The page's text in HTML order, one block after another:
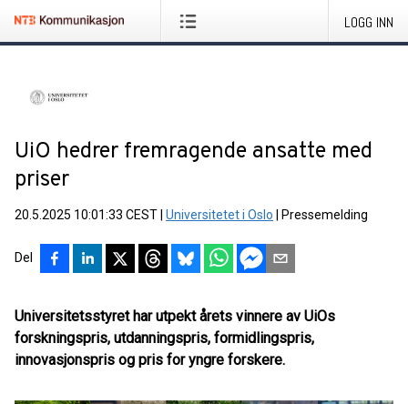
LOGG INN
UiO hedrer fremragende ansatte med
priser
20.5.2025 10:01:33 CEST Universitetet i Oslo Pressemelding
Del
Universitetsstyret har utpekt årets vinnere av UiOs
forskningspris, utdanningspris, formidlingspris,
innovasjonspris og pris for yngre forskere.